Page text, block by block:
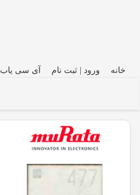
خانه ورود | ثبت نام آی سی یاب